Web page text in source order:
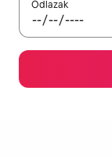
Odlazak